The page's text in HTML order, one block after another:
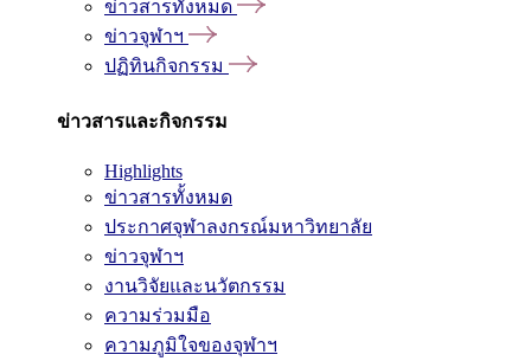
ข่าวสารทั้งหมด
ข่าวจุฬาฯ
ปฏิทินกิจกรรม
ข่าวสารและกิจกรรม
Highlights
ข่าวสารทั้งหมด
ประกาศจุฬาลงกรณ์มหาวิทยาลัย
ข่าวจุฬาฯ
งานวิจัยและนวัตกรรม
ความร่วมมือ
ความภูมิใจของจุฬาฯ